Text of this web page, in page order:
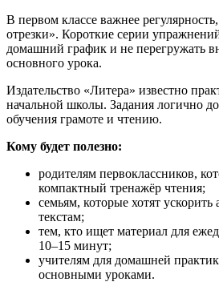
В первом классе важнее
отрезки». Короткие серии
домашний график и не перегружать
основного урока.
Издательство «Литера» известно
начальной школы. Задания логично
обучения грамоте и чтению.
Кому будет полезно:
родителям первоклассников,
компактный тренажёр чтения;
семьям, которые хотят
текстам;
тем, кто ищет материал для
10–15 минут;
учителям для домашней
основными уроками.